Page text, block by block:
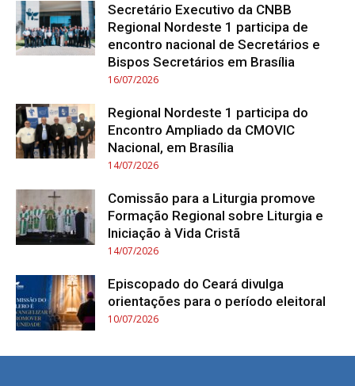
Secretário Executivo da CNBB
Regional Nordeste 1 participa de
encontro nacional de Secretários e
Bispos Secretários em Brasília
16/07/2026
Regional Nordeste 1 participa do
Encontro Ampliado da CMOVIC
Nacional, em Brasília
14/07/2026
Comissão para a Liturgia promove
Formação Regional sobre Liturgia e
Iniciação à Vida Cristã
14/07/2026
Episcopado do Ceará divulga
orientações para o período eleitoral
10/07/2026